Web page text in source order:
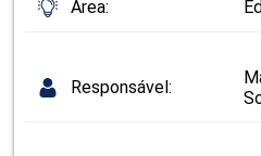
Área:
Responsável: